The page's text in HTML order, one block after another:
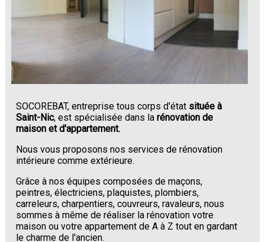
SOCOREBAT, entreprise tous corps d'état située à
Saint-Nic, est spécialisée dans larénovation de
maison et d'appartement.
Nous vous proposons nos services de rénovation
intérieure comme extérieure.
Grâce à nos équipes composées de maçons,
peintres, électriciens, plaquistes, plombiers,
carreleurs, charpentiers, couvreurs, ravaleurs, nous
sommes à même de réaliser la rénovation votre
maison ou votre appartement de A à Z tout en gardant
le charme de l'ancien.